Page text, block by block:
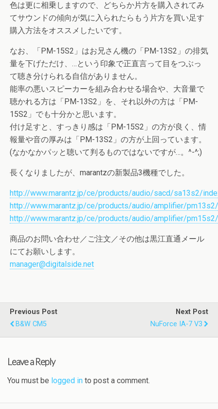
色は更に相乗しますので、どちらか片方を購入されてみ
てサウンドの傾向が気に入られたらもう片方を買い足す
購入方法をオススメしたいです。
なお、「PM-15S2」はお兄さん機の「PM-13S2」の排気
量を下げただけ、…という印象で正直言って目をつぶっ
て聴き分けられる自信がありません。
能率の悪いスピーカーを組み合わせる場合や、大音量で
聴かれる方は「PM-13S2」を、それ以外の方は「PM-
15S2」でも十分かと思います。
付け足すと、すっきり感は「PM-15S2」の方が良く、情
報量や音の厚みは「PM-13S2」の方が上回っています。
(なかなかパッと聴いて判るものではないですが…。^-^;)
長くなりましたが、marantzの新製品3機種でした。
http://www.marantz.jp/ce/products/audio/sacd/sa13s2/
http://www.marantz.jp/ce/products/audio/amplifier/
http://www.marantz.jp/ce/products/audio/amplifier/
商品のお問い合わせ／ご注文／その他は黒江直通メール
にてお願いします。
manager@digitalside.net
Previous Post
B&W CM5
Next Post
NuForce IA-7 V3
Leave a Reply
You must be logged in to post a comment.